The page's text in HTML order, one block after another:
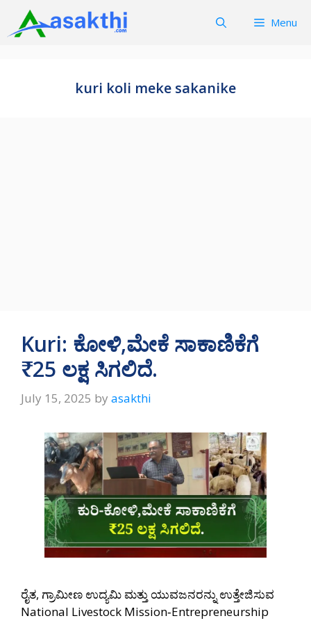
content
Menu
kuri koli meke sakanike
Kuri: ಕೋಳಿ,ಮೇಕೆ ಸಾಕಾಣಿಕೆಗೆ
₹25 ಲಕ್ಷ ಸಿಗಲಿದೆ.
July 15, 2025 by asakthi
ರೈತ, ಗ್ರಾಮೀಣ ಉದ್ಯಮಿ ಮತ್ತು ಯುವಜನರನ್ನು ಉತ್ತೇಜಿಸುವ
National Livestock Mission‑Entrepreneurship